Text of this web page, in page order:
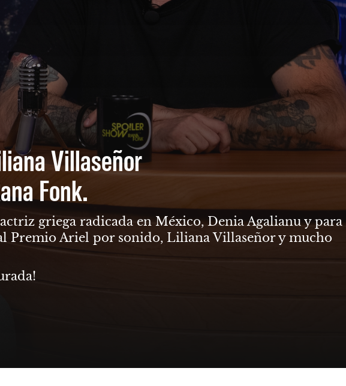
Villaseñor
Fonk.
griega radicada en México, Denia Agalianu y para
Premio Ariel por sonido, Liliana Villaseñor y mucho